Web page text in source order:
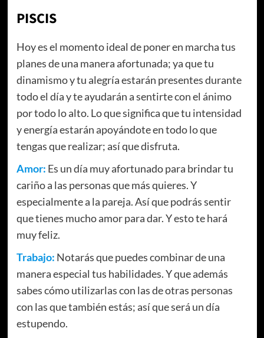
PISCIS
Hoy es el momento ideal de poner en marcha tus
planes de una manera afortunada; ya que tu
dinamismo y tu alegría estarán presentes durante
todo el día y te ayudarán a sentirte con el ánimo
por todo lo alto. Lo que significa que tu intensidad
y energía estarán apoyándote en todo lo que
tengas que realizar; así que disfruta.
Amor: Es un día muy afortunado para brindar tu
cariño a las personas que más quieres. Y
especialmente a la pareja. Así que podrás sentir
que tienes mucho amor para dar. Y esto te hará
muy feliz.
Trabajo: Notarás que puedes combinar de una
manera especial tus habilidades. Y que además
sabes cómo utilizarlas con las de otras personas
con las que también estás; así que será un día
estupendo.